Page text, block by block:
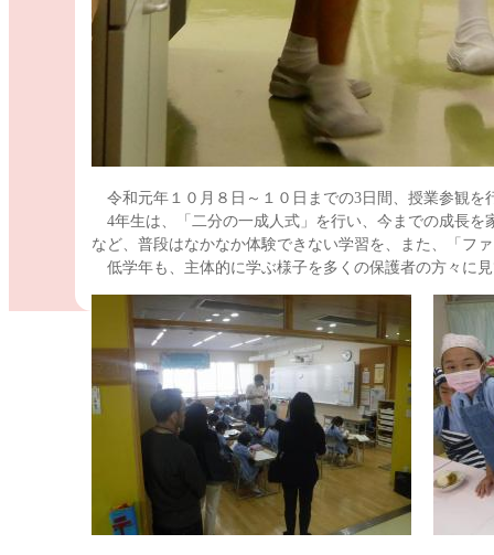
令和元年１０月８日～１０日までの3日間、授業参観を
4年生は、「二分の一成人式」を行い、今までの成長を
など、普段はなかなか体験できない学習を、また、「フ
低学年も、主体的に学ぶ様子を多くの保護者の方々に